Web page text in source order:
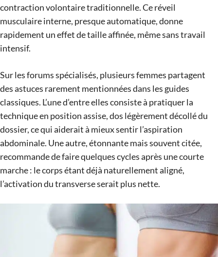
contraction volontaire traditionnelle. Ce réveil
musculaire interne, presque automatique, donne
rapidement un effet de taille affinée, même sans travail
intensif.
Sur les forums spécialisés, plusieurs femmes partagent
des astuces rarement mentionnées dans les guides
classiques. L’une d’entre elles consiste à pratiquer la
technique en position assise, dos légèrement décollé du
dossier, ce qui aiderait à mieux sentir l’aspiration
abdominale. Une autre, étonnante mais souvent citée,
recommande de faire quelques cycles après une courte
marche : le corps étant déjà naturellement aligné,
l’activation du transverse serait plus nette.